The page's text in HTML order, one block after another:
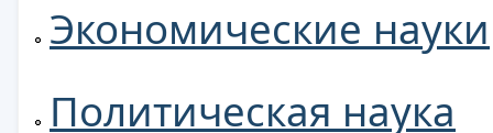
Экономические науки
Политическая наука